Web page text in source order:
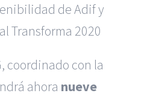
de Adif y
Transforma 2020
coordinado con la
ahora nueve